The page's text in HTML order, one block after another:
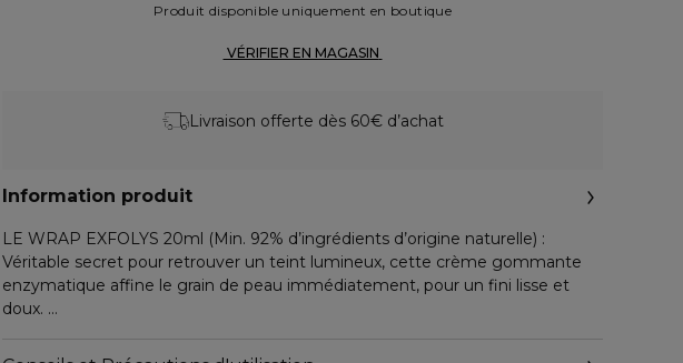
Produit disponible uniquement en boutique
Livraison offerte dès 60€ d’achat
Information produit
LE WRAP EXFOLYS 20ml (Min. 92% d’ingrédients d’origine naturelle) :
Véritable secret pour retrouver un teint lumineux, cette crème gommante
enzymatique affine le grain de peau immédiatement, pour un fini lisse et
doux.
SAUNA VISAGE 8g (Min. 94% d’ingrédients d’origine naturelle) : Étape